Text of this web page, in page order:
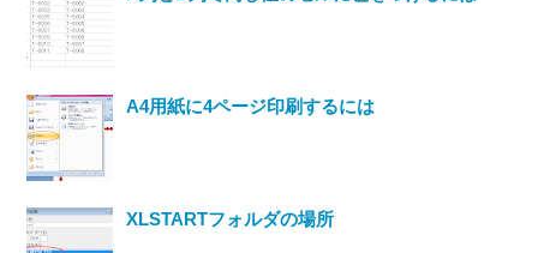
A4用紙に4ページ印刷するには
XLSTARTフォルダの場所